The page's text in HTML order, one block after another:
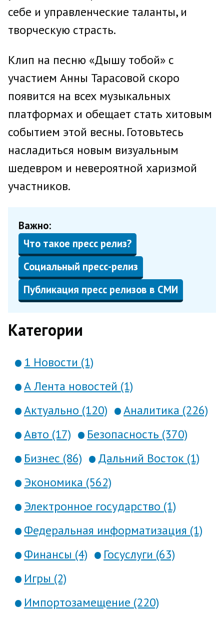
себе и управленческие таланты, и
творческую страсть.
Клип на песню «Дышу тобой» с
участием Анны Тарасовой скоро
появится на всех музыкальных
платформах и обещает стать хитовым
событием этой весны. Готовьтесь
насладиться новым визуальным
шедевром и невероятной харизмой
участников.
Важно:
Что такое пресс релиз?
Социальный пресс-релиз
Публикация пресс релизов в СМИ
Категории
1 Новости (1)
А Лента новостей (1)
Актуально (120)
Аналитика (226)
Авто (17)
Безопасность (370)
Бизнес (86)
Дальний Восток (1)
Экономика (562)
Электронное государство (1)
Федеральная информатизация (1)
Финансы (4)
Госуслуги (63)
Игры (2)
Импортозамещение (220)